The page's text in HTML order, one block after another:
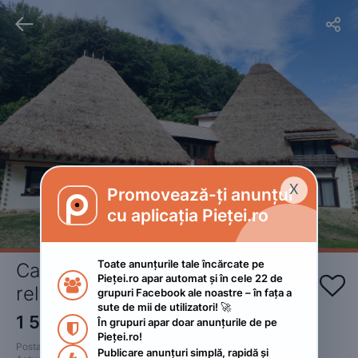
 
Casa Catrinei - loc de răgaz şi
relaxare

1 500RON
Postat
2022. noiembrie 17.
X
Promovează-ți anunțul
cu aplicația Pieței.ro

Toate anunțurile tale încărcate pe
Pieței.ro apar automat și în cele 22 de
grupuri Facebook ale noastre – în fața a
sute de mii de utilizatori! 🚀

În grupuri apar doar anunțurile de pe
Pieței.ro!
Publicare anunțuri simplă, rapidă și